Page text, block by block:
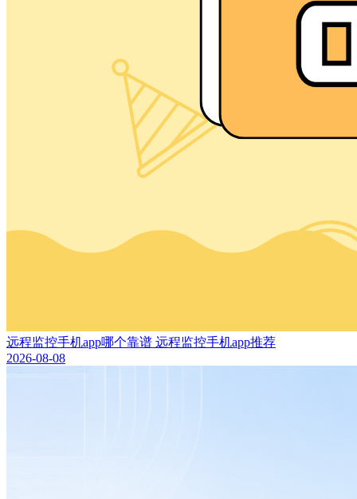
远程监控手机app哪个靠谱 远程监控手机app推荐
2026-08-08